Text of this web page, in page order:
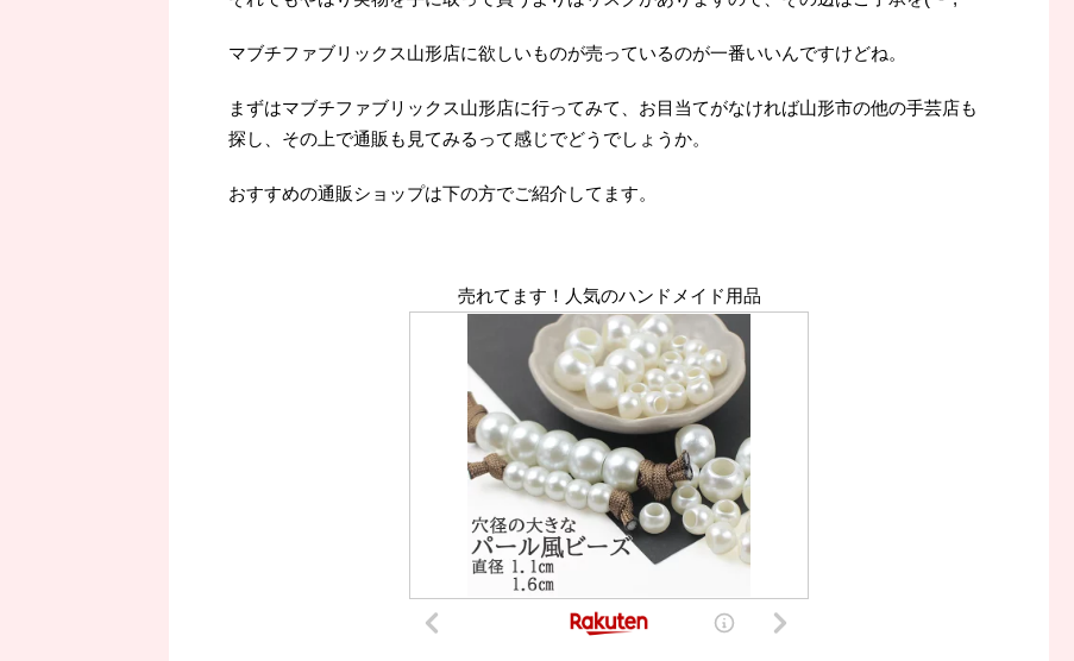
マブチファブリックス山形店に欲しいものが売っているのが一番いいんですけどね。
まずはマブチファブリックス山形店に行ってみて、お目当てがなければ山形市の他の手芸店も
探し、その上で通販も見てみるって感じでどうでしょうか。
おすすめの通販ショップは下の方でご紹介してます。
売れてます！人気のハンドメイド用品